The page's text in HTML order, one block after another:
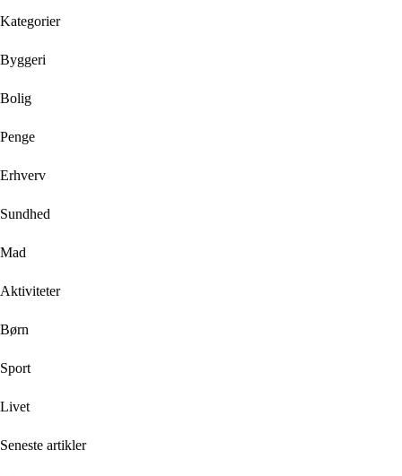
Kategorier
Byggeri
Bolig
Penge
Erhverv
Sundhed
Mad
Aktiviteter
Børn
Sport
Livet
Seneste artikler